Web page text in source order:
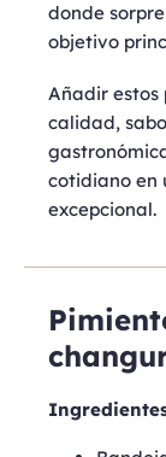
donde
objetivo
Añadir
calidad,
cotidiano en
excepcional.